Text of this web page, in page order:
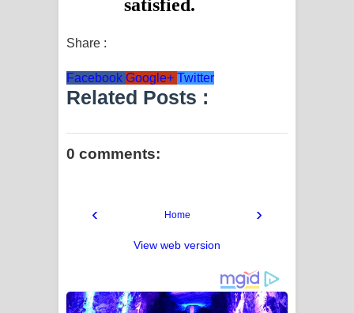
Share :
Facebook Google+ Twitter
Related Posts :
0 comments:
‹ ›
Home
View web version